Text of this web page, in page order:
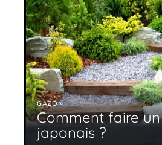
GAZON
Comment faire
japonais ?